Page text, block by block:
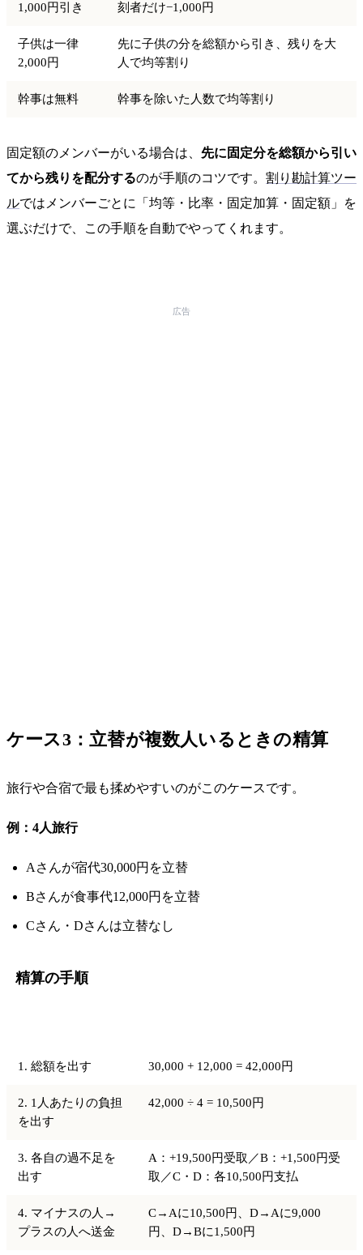
1,000円引き
刻者だけ−1,000円
子供は一律
2,000円
先に子供の分を総額から引き、残りを大
人で均等割り
幹事は無料 幹事を除いた人数で均等割り
固定額のメンバーがいる場合は、 先に固定分を総額から引い
てから残りを配分するのが手順のコツです。 割り勘計算ツー
ルではメンバーごとに「均等・比率・固定加算・固定額」を
選ぶだけで、この手順を自動でやってくれます。
広告
ケース3：立替が複数人いるときの精算
旅行や合宿で最も揉めやすいのがこのケースです。
例：4人旅行
Aさんが宿代30,000円を立替
Bさんが食事代12,000円を立替
Cさん・Dさんは立替なし
精算の手順
1. 総額を出す 30,000 + 12,000 = 42,000円
2. 1人あたりの負担
を出す
42,000 ÷ 4 = 10,500円
3. 各自の過不足を
出す
A：+19,500円受取／B：+1,500円受
取／C・D：各10,500円支払
4. マイナスの人→
プラスの人へ送金
C→Aに10,500円、D→Aに9,000
円、D→Bに1,500円